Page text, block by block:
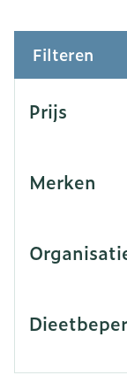
Filteren
Prijs
Merken